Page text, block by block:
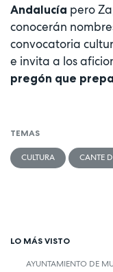
Andalucía pero
conocerán
convocatoria
e invita a los
pregón que
TEMAS
CULTURA CANTE
LO MÁS VISTO
AYUNTAMIENTO DE